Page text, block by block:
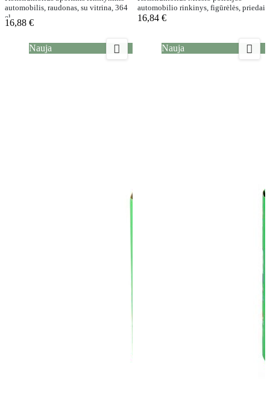
automobilis, raudonas, su vitrina, 364
el.
16,88 €
automobilio rinkinys, figūrėlės, priedai
16,84 €
Nauja  Nauja 